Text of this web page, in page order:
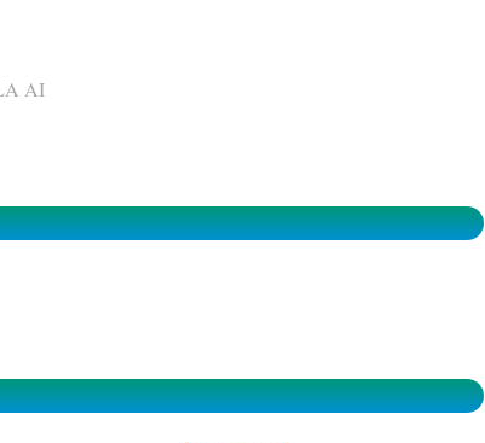
AI